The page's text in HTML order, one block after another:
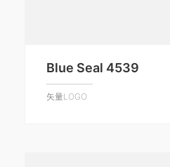
Blue Seal 4539
矢量LOGO